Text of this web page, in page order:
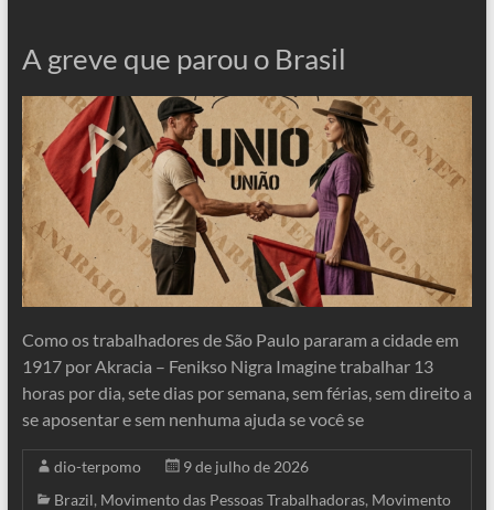
A greve que parou o Brasil
Como os trabalhadores de São Paulo pararam a cidade em
1917 por Akracia – Fenikso Nigra Imagine trabalhar 13
horas por dia, sete dias por semana, sem férias, sem direito a
se aposentar e sem nenhuma ajuda se você se
dio-terpomo
9 de julho de 2026
Brazil, Movimento das Pessoas Trabalhadoras, Movimento